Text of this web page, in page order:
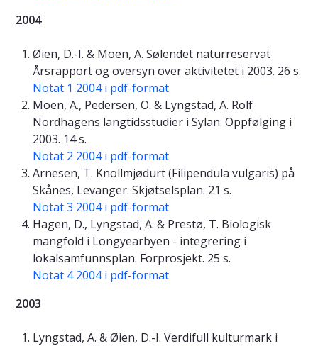
2004
Øien, D.-I. & Moen, A. Sølendet naturreservat
Årsrapport og oversyn over aktivitetet i 2003. 26 s.
Notat 1 2004 i pdf-format
Moen, A., Pedersen, O. & Lyngstad, A. Rolf
Nordhagens langtidsstudier i Sylan. Oppfølging i
2003. 14 s.
Notat 2 2004 i pdf-format
Arnesen, T. Knollmjødurt (Filipendula vulgaris) på
Skånes, Levanger. Skjøtselsplan. 21 s.
Notat 3 2004 i pdf-format
Hagen, D., Lyngstad, A. & Prestø, T. Biologisk
mangfold i Longyearbyen - integrering i
lokalsamfunnsplan. Forprosjekt. 25 s.
Notat 4 2004 i pdf-format
2003
Lyngstad, A. & Øien, D.-I. Verdifull kulturmark i